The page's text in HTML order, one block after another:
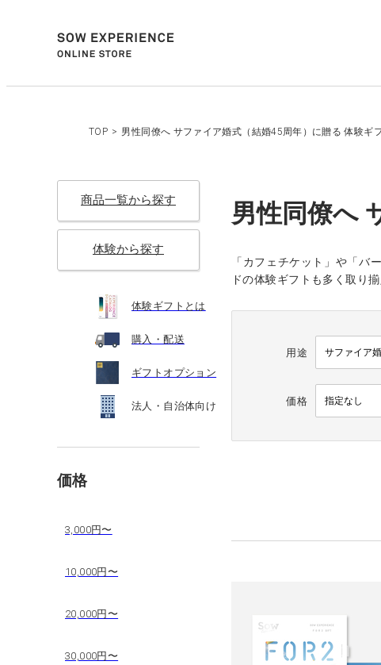
TOP > 男性同僚へ サファイア婚式（結婚45周年）に贈る 体験ギ
商品一覧から探す
体験から探す
体験ギフトとは
購入・配送
ギフトオプション
法人・自治体向け
価格
3,000円〜
10,000円〜
20,000円〜
30,000円〜
男性同僚へ
「カフェチケット」や「バ
ドの体験ギフトも多く取り
用途
価格